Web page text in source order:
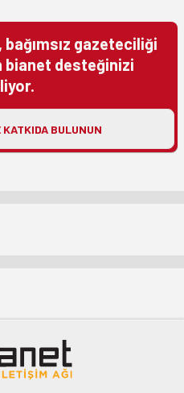
gazeteciliği
bianet desteğinizi
KATKIDA BULUNUN